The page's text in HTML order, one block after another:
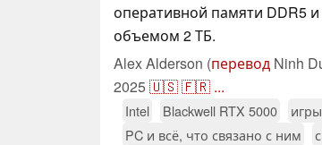
оперативной памяти DDR5
объемом 2 ТБ.
Alex Alderson (перевод Ninh
2025🇺🇸🇫🇷 ...
Intel Blackwell RTX 5000
PC и всё, что связано с ним